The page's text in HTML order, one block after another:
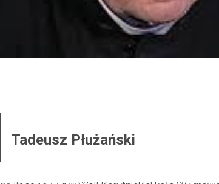
Tadeusz Płużański